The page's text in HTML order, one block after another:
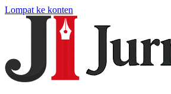
Lompat ke konten